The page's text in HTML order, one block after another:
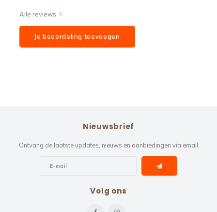
Alle reviews
Je beoordeling toevoegen
Nieuwsbrief
Ontvang de laatste updates, nieuws en aanbiedingen via email
Volg ons